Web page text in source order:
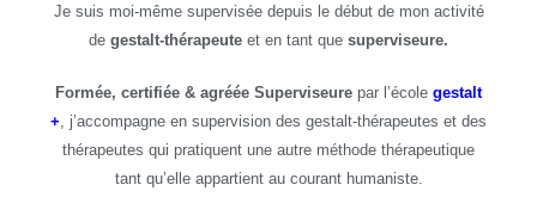
Je suis moi-même supervisée depuis le début de mon activité
de gestalt-thérapeute et en tant que superviseure.
Formée, certifiée & agréée Superviseure par l’école gestalt
+ , j’accompagne en supervision des gestalt-thérapeutes et des
thérapeutes qui pratiquent une autre méthode thérapeutique
tant qu’elle appartient au courant humaniste.